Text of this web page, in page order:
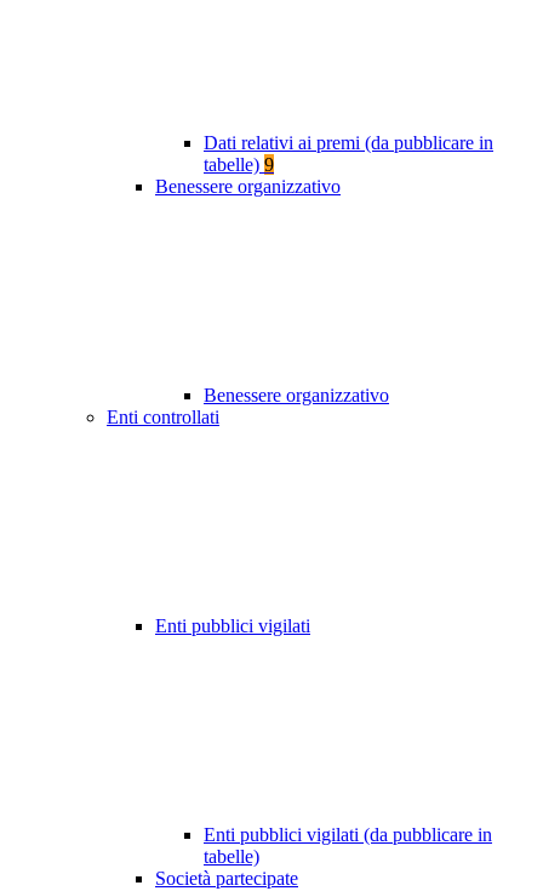
Dati relativi ai premi (da pubblicare in
tabelle) 9
Benessere organizzativo
Benessere organizzativo
Enti controllati
Enti pubblici vigilati
Enti pubblici vigilati (da pubblicare in
tabelle)
Società partecipate